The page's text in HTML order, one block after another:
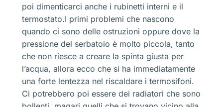
poi dimenticarci anche i rubinetti interni e il
termostato.I primi problemi che nascono
quando ci sono delle ostruzioni oppure dove la
pressione del serbatoio è molto piccola, tanto
che non riesce a creare la spinta giusta per
l’acqua, allora ecco che si ha immediatamente
una forte lentezza nel riscaldare i termosifoni.
Ci potrebbero poi essere dei radiatori che sono